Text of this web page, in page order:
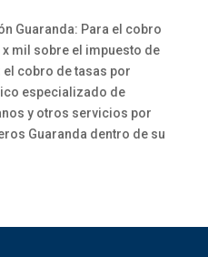
Guaranda: Para el cobro
mil sobre el impuesto de
cobro de tasas por
especializado de
y otros servicios por
Guaranda dentro de su